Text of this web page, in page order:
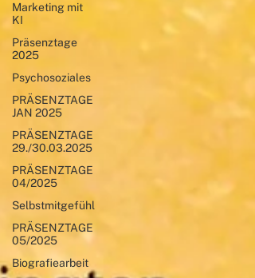
Marketing mit
KI
Präsenztage
2025
Psychosoziales
PRÄSENZTAGE
JAN 2025
PRÄSENZTAGE
29./30.03.2025
PRÄSENZTAGE
04/2025
Selbstmitgefühl
PRÄSENZTAGE
05/2025
Biografiearbeit